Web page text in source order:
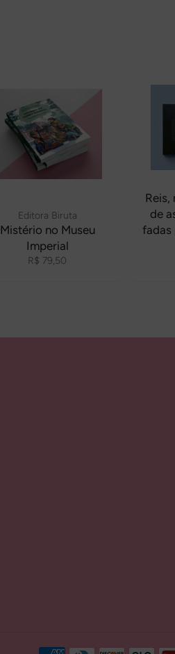
Editora Biruta
Mistério no Museu
Imperial
Preço
R$ 79,50
Reis,
de
fadas